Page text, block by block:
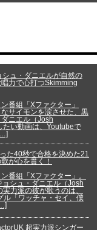
シュ・ダニエルが自然の
力で心打つSkimming
番組「Xファクター」
サイモンを涙させた、黒
ニエル（Josh
い動画は、Youtubeで
た40秒で合格を決めた21
が心を貫く！
番組「Xファクター」。
シュ・ダニエル（Josh
力派の彼が歌うのは、
ル「ワッチャ・セイ、僕
超実力派シンガー